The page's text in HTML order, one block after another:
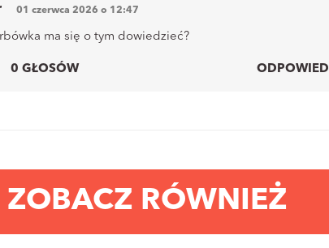
01 czerwca 2026 o 12:47
ma się o tym dowiedzieć?
0 GŁOSÓW
ZOBACZ RÓWNIEŻ